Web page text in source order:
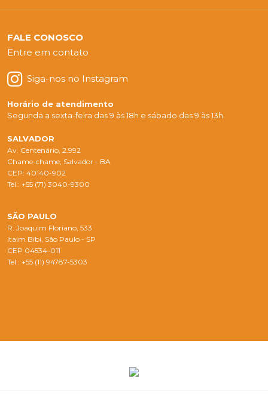
FALE CONOSCO
Entre em contato
Siga-nos no Instagram
Horário de atendimento
Segunda a sexta-feira das 9 às 18h e sábado das 9 às 13h.
SALVADOR
Av. Centenário, 2.992
Chame-chame, Salvador - BA
CEP: 40140-902
Tel.: +55 (71) 3040-9300
SÃO PAULO
R. Joaquim Floriano, 533
Itaim Bibi, São Paulo - SP
CEP 04534-011
Tel.: +55 (11) 94787-5303